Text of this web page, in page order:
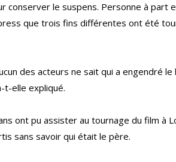
conserver le suspens. Personne à part
que trois fins différentes ont été
des acteurs ne sait qui a engendré
t-elle expliqué.
ont pu assister au tournage du film à
sans savoir qui était le père.